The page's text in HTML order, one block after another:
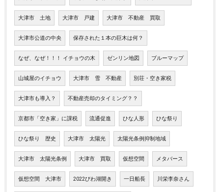
大津市 土地 大津市 戸建 大津市 不動産 買取
大津市公道の中央 保存された１本の巨木は何？
なぜ、なぜ！！！ イチョウの木 ゼンリン地図 ブルーマップ
山城屋のイチョウ 大津市 雪 不動産 別荘・空き家税
大津市も導入？ 不動産売却のタイミング？？
京都市「空き家」に課税 流通促進 ひな人形 ひな祭り
ひな祭り 歴史 大津市 太陽光 太陽光条例抑制地域
大津市 太陽光条例 大津市 買取 仮想空間 メタバース
仮想空間 大津市 2022びわ湖開き 一日船長 川栄李奈さん